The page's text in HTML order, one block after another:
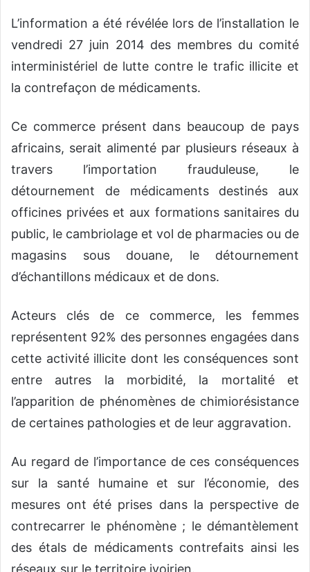
L’information a été révélée lors de l’installation le
vendredi 27 juin 2014 des membres du comité
interministériel de lutte contre le trafic illicite et
la contrefaçon de médicaments.
Ce commerce présent dans beaucoup de pays
africains, serait alimenté par plusieurs réseaux à
travers l’importation frauduleuse, le
détournement de médicaments destinés aux
officines privées et aux formations sanitaires du
public, le cambriolage et vol de pharmacies ou de
magasins sous douane, le détournement
d’échantillons médicaux et de dons.
Acteurs clés de ce commerce, les femmes
représentent 92% des personnes engagées dans
cette activité illicite dont les conséquences sont
entre autres la morbidité, la mortalité et
l’apparition de phénomènes de chimiorésistance
de certaines pathologies et de leur aggravation.
Au regard de l’importance de ces conséquences
sur la santé humaine et sur l’économie, des
mesures ont été prises dans la perspective de
contrecarrer le phénomène ; le démantèlement
des étals de médicaments contrefaits ainsi les
réseaux sur le territoire ivoirien.